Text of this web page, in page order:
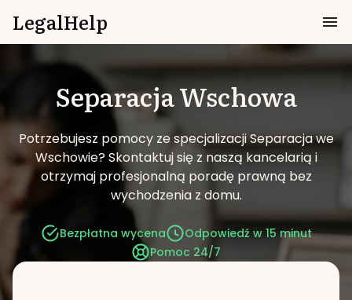
LegalHelp
SeparacjaWschowa
Potrzebujesz pomocy ze specjalizacji Separacja we
Wschowie?Skontaktuj się z naszą kancelarią i
otrzymaj profesjonalną poradę prawną bez
wychodzenia z domu.
Bezpłatna wycena
Odpowiedź w 15 minut
Pomoc 24/7